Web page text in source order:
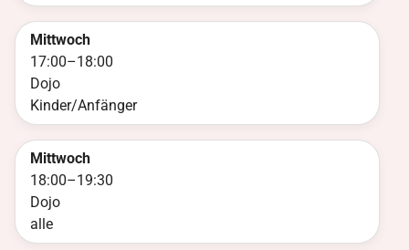
Mittwoch
17:00–18:00
Dojo
Kinder/Anfänger
Mittwoch
18:00–19:30
Dojo
alle